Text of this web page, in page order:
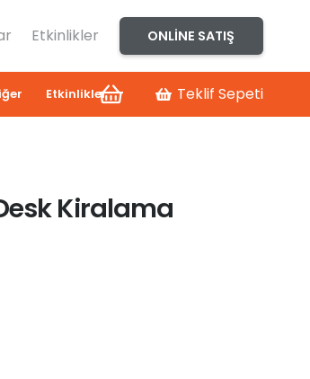
Etkinlikler ONLINE SATIŞ
Etkinlikler Teklif Sepeti
Kiralama